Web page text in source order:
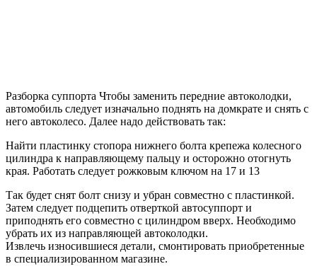
Разборка суппорта Чтобы заменить передние автоколодки,
автомобиль следует изначально поднять на домкрате и снять с
него автоколесо. Далее надо действовать так:
Найти пластинку стопора нижнего болта крепежа колесного
цилиндра к направляющему пальцу и осторожно отогнуть
края. Работать следует рожковым ключом на 17 и 13
Так будет снят болт снизу и убран совместно с пластинкой.
Затем следует подцепить отверткой автосуппорт и
приподнять его совместно с цилиндром вверх. Необходимо
убрать их из направляющей автоколодки.
Извлечь износившиеся детали, смонтировать приобретенные
в специализированном магазине.